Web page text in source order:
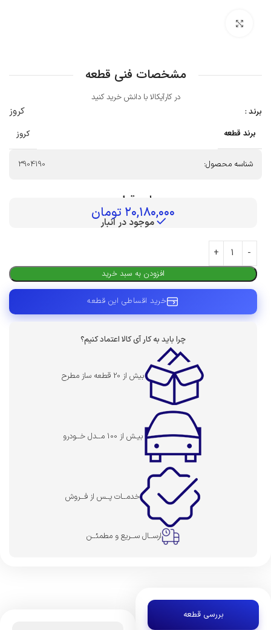
مشخصات فنی قطعه
در کارآیکالا با دانش خرید کنید
برند :
کروز
برند قطعه کروز
شناسه محصول: 3904190
بهای قطعه :
۲۰,۱۸۰,۰۰۰ تومان
موجود در انبار
افزودن به سبد خرید
خرید اقساطی این قطعه
چرا باید به کار آی کالا اعتماد کنیم؟
بیش از 20 قطعه ساز مطرح
بیـش از 100 مــدل خــودرو
خدمــات پــس از فــروش
ارســال ســریع و مطمئــن
بررسی قطعه